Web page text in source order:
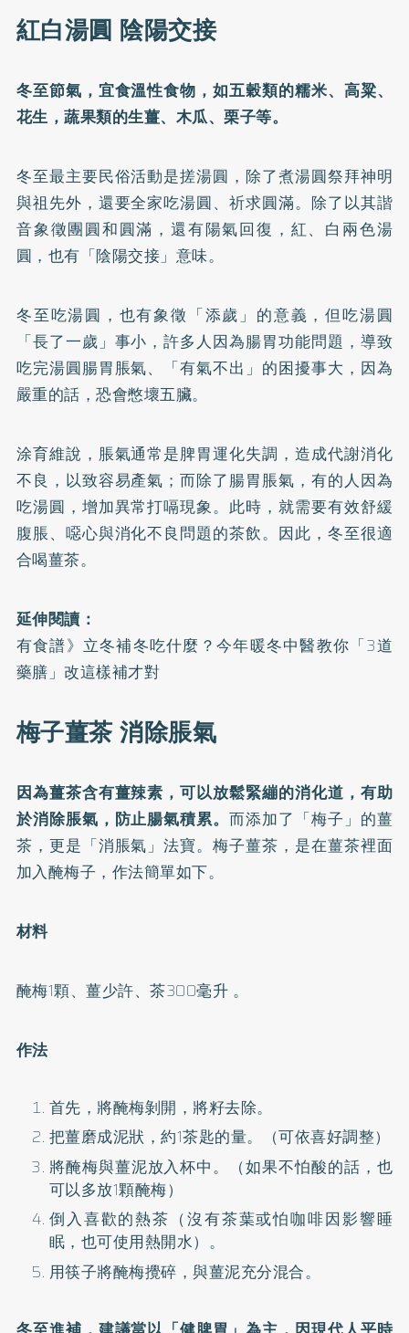
紅白湯圓 陰陽交接
冬至節氣，宜食溫性食物，如五穀類的糯米、高粱、
花生，蔬果類的生薑、木瓜、栗子等。
冬至最主要民俗活動是搓湯圓，除了煮湯圓祭拜神明
與祖先外，還要全家吃湯圓、祈求圓滿。除了以其諧
音象徵團圓和圓滿，還有陽氣回復，紅、白兩色湯
圓，也有「陰陽交接」意味。
冬至吃湯圓，也有象徵「添歲」的意義，但吃湯圓
「長了一歲」事小，許多人因為腸胃功能問題，導致
吃完湯圓腸胃脹氣、「有氣不出」的困擾事大，因為
嚴重的話，恐會憋壞五臟。
涂育維說，脹氣通常是脾胃運化失調，造成代謝消化
不良，以致容易產氣；而除了腸胃脹氣，有的人因為
吃湯圓，增加異常打嗝現象。此時，就需要有效舒緩
腹脹、噁心與消化不良問題的茶飲。因此，冬至很適
合喝薑茶。
延伸閱讀：
有食譜》立冬補冬吃什麼？今年暖冬中醫教你「3道
藥膳」改這樣補才對
梅子薑茶 消除脹氣
因為薑茶含有薑辣素，可以放鬆緊繃的消化道，有助
於消除脹氣，防止腸氣積累。而添加了「梅子」的薑
茶，更是「消脹氣」法寶。梅子薑茶，是在薑茶裡面
加入醃梅子，作法簡單如下。
材料
醃梅1顆、薑少許、茶300毫升 。
作法
首先，將醃梅剝開，將籽去除。
把薑磨成泥狀，約1茶匙的量。（可依喜好調整）
將醃梅與薑泥放入杯中。（如果不怕酸的話，也
可以多放1顆醃梅）
倒入喜歡的熱茶（沒有茶葉或怕咖啡因影響睡
眠，也可使用熱開水）。
用筷子將醃梅攪碎，與薑泥充分混合。